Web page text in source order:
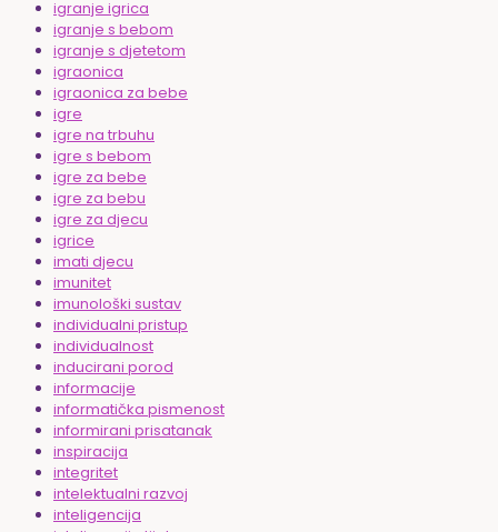
igranje igrica
igranje s bebom
igranje s djetetom
igraonica
igraonica za bebe
igre
igre na trbuhu
igre s bebom
igre za bebe
igre za bebu
igre za djecu
igrice
imati djecu
imunitet
imunološki sustav
individualni pristup
individualnost
inducirani porod
informacije
informatička pismenost
informirani prisatanak
inspiracija
integritet
intelektualni razvoj
inteligencija